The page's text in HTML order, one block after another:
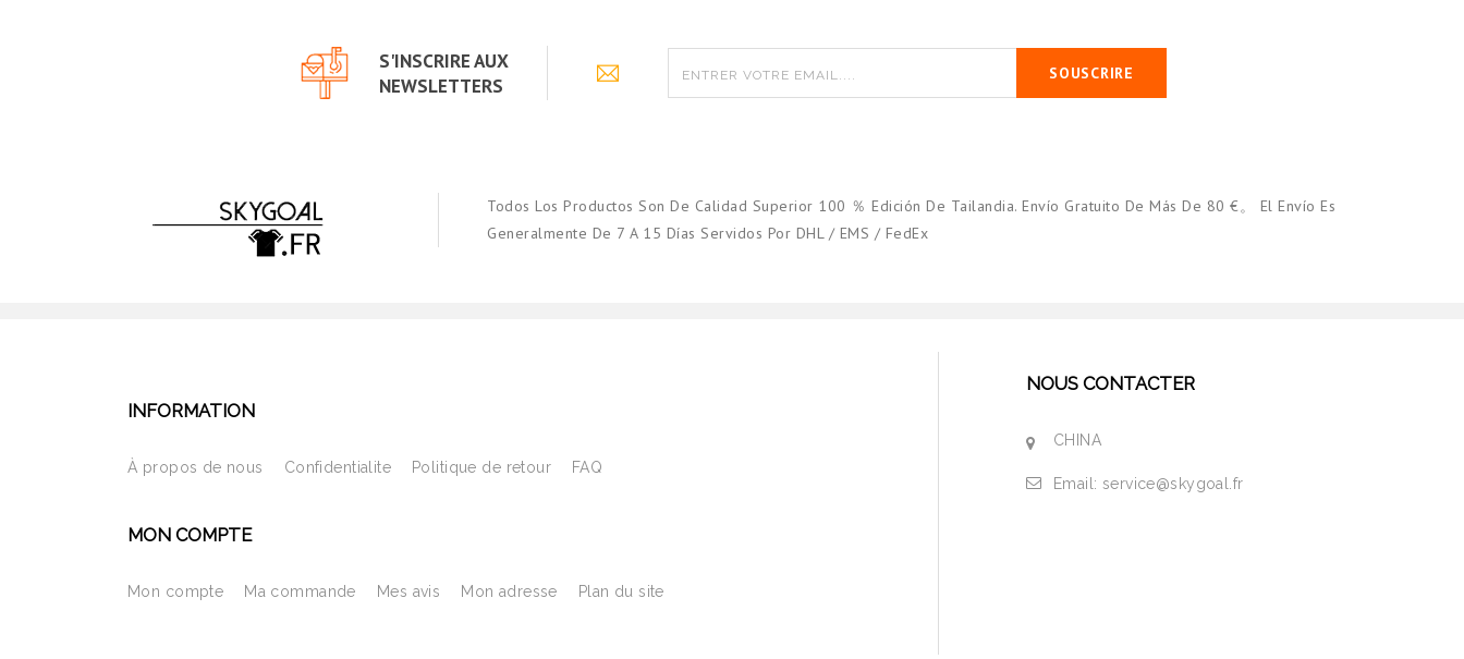
S'INSCRIRE AUX
NEWSLETTERS
SOUSCRIRE
Todos Los Productos Son De Calidad Superior 100 ％ Edición De Tailandia. Envío Gratuito De Más De 80 €。 El Envío Es
Generalmente De 7 A 15 Días Servidos Por DHL / EMS / FedEx
INFORMATION
À propos de nous Confidentialite Politique de retour FAQ
MON COMPTE
Mon compte Ma commande Mes avis Mon adresse Plan du site
NOUS CONTACTER
CHINA
Email: service@skygoal.fr